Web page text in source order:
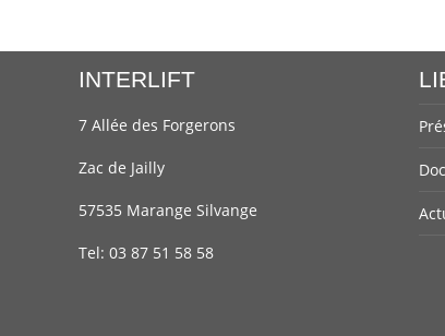
INTERLIFT
7 Allée des Forgerons
Zac de Jailly
57535 Marange Silvange
Tel: 03 87 51 58 58